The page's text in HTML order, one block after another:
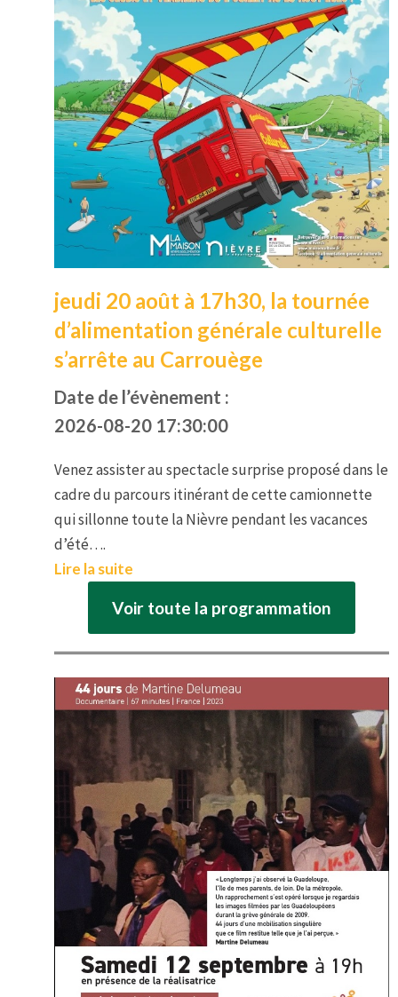
jeudi 20 août à 17h30, la tournée
d’alimentation générale culturelle
s’arrête au Carrouège
Date de l’évènement :
2026-08-20 17:30:00
Venez assister au spectacle surprise proposé dans le
cadre du parcours itinérant de cette camionnette
qui sillonne toute la Nièvre pendant les vacances
d’été….
Lire la suite
Voir toute la programmation